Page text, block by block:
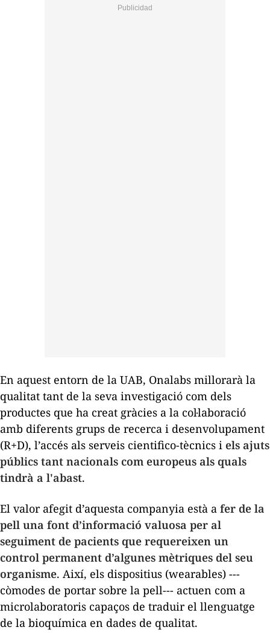
En aquest entorn de la UAB, Onalabs millorarà la
qualitat tant de la seva investigació com dels
productes que ha creat gràcies a la col·laboració
amb diferents grups de recerca i desenvolupament
(R+D), l’accés als serveis cientifico-tècnics i els ajuts
públics tant nacionals com europeus als quals
tindrà a l'abast.
El valor afegit d’aquesta companyia està a fer de la
pell una font d’informació valuosa per al
seguiment de pacients que requereixen un
control permanent d’algunes mètriques del seu
organisme. Així, els dispositius (wearables) ---
còmodes de portar sobre la pell--- actuen com a
microlaboratoris capaços de traduir el llenguatge
de la bioquímica en dades de qualitat.